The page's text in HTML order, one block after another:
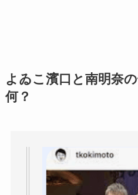
よゐこ濱口と南明奈
何？